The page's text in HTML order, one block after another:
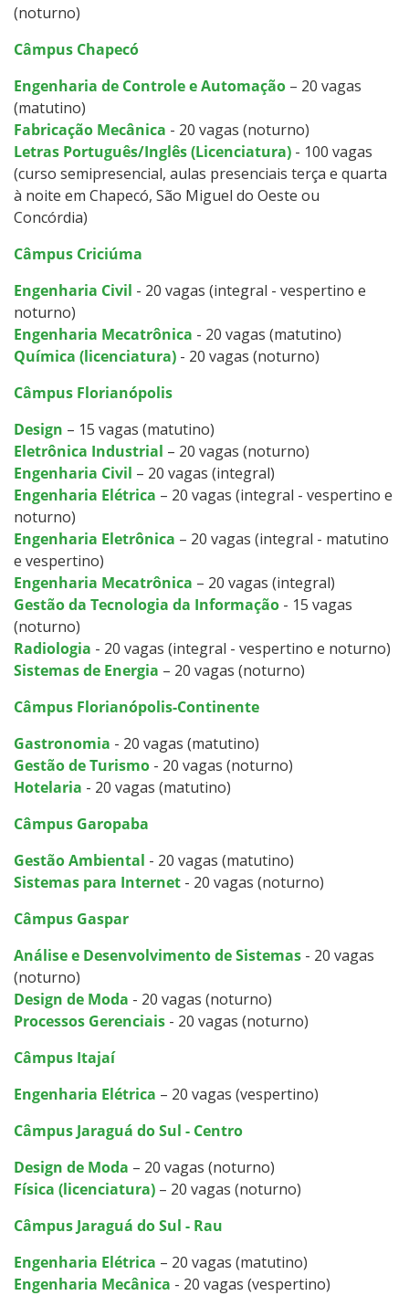
(noturno)
Câmpus Chapecó
Engenharia de Controle e Automação – 20 vagas
(matutino)
Fabricação Mecânica - 20 vagas (noturno)
Letras Português/Inglês (Licenciatura) - 100 vagas
(curso semipresencial, aulas presenciais terça e quarta
à noite em Chapecó, São Miguel do Oeste ou
Concórdia)
Câmpus Criciúma
Engenharia Civil - 20 vagas (integral - vespertino e
noturno)
Engenharia Mecatrônica - 20 vagas (matutino)
Química (licenciatura) - 20 vagas (noturno)
Câmpus Florianópolis
Design – 15 vagas (matutino)
Eletrônica Industrial – 20 vagas (noturno)
Engenharia Civil – 20 vagas (integral)
Engenharia Elétrica – 20 vagas (integral - vespertino e
noturno)
Engenharia Eletrônica – 20 vagas (integral - matutino
e vespertino)
Engenharia Mecatrônica – 20 vagas (integral)
Gestão da Tecnologia da Informação - 15 vagas
(noturno)
Radiologia - 20 vagas (integral - vespertino e noturno)
Sistemas de Energia – 20 vagas (noturno)
Câmpus Florianópolis-Continente
Gastronomia - 20 vagas (matutino)
Gestão de Turismo - 20 vagas (noturno)
Hotelaria - 20 vagas (matutino)
Câmpus Garopaba
Gestão Ambiental - 20 vagas (matutino)
Sistemas para Internet - 20 vagas (noturno)
Câmpus Gaspar
Análise e Desenvolvimento de Sistemas - 20 vagas
(noturno)
Design de Moda - 20 vagas (noturno)
Processos Gerenciais - 20 vagas (noturno)
Câmpus Itajaí
Engenharia Elétrica – 20 vagas (vespertino)
Câmpus Jaraguá do Sul - Centro
Design de Moda – 20 vagas (noturno)
Física (licenciatura) – 20 vagas (noturno)
Câmpus Jaraguá do Sul - Rau
Engenharia Elétrica – 20 vagas (matutino)
Engenharia Mecânica - 20 vagas (vespertino)